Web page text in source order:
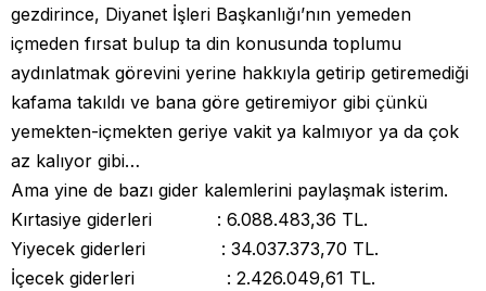
gezdirince, Diyanet İşleri Başkanlığı’nın yemeden
içmeden fırsat bulup ta din konusunda toplumu
aydınlatmak görevini yerine hakkıyla getirip getiremediği
kafama takıldı ve bana göre getiremiyor gibi çünkü
yemekten-içmekten geriye vakit ya kalmıyor ya da çok
az kalıyor gibi…
Ama yine de bazı gider kalemlerini paylaşmak isterim.
Kırtasiye giderleri : 6.088.483,36 TL.
Yiyecek giderleri : 34.037.373,70 TL.
İçecek giderleri : 2.426.049,61 TL.